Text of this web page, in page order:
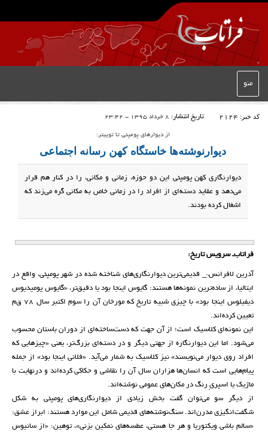
منو
کد خبر: 2124 تاریخ انتشار: 8 خرداد 1395 - 23:42
از دیوارهای پومپئی تا توییتر:
دیوارنوشته‌‌ها خاستگاه‌ کهن رسانه‌ اجتماعی
دیوارنگاری کهن پومپئی این دو حوزه، زمانی و مکانی، را در کنار هم قرار
می‌دهد و عقاید دسته‌ای از افراد را در زمانی خاص به مکانی گره می‌زند که
اشغال کرده بودند.
فراتاب‌ـ سرویس تاریخ:
آدرین لافرانس*_ قدیمی‌ترین دیوارنگاری‌های شناخته‌ شده در شهر پومپئی، واقع در
ایتالیا، از ساده‌ترین نمونه‌ها هستند: گایوس اینجا بود یا دقیق‌تر، «گایوس پومیدیوس
دیفیلوس اینجا بود» با چیزی شبیه تاریخ که مورخان آن را سوم اکتبر سال ۷۸ ق‌م
تعیین کرده‌اند.
این نمونه‌ای کلاسیک است؛ از آن جهت که دست‌ساخته‌ای از دوران باستان محسوب
می‌شود. اما این دیوارنگاره از جهتی دیگر و در دسته‌ای بزرگ‌تر، یعنی «چیزهایی که
افراد روی دیوار می‌نویسند» نیز کلاسیک به شمار می‌آید. «فلانی اینجا بود» از جمله
پیام‌هایی است که انسان‌ها هزاران سال آن را نقاشی و حکاکی کرده‌اند و درنهایت با
ماژیک یا اسپریِ رنگ در مکان‌های عمومی نوشته‌اند.
از دیگر سو می‌توان گفت بخش زیادی از دیوارنگاری‌های پومپئی به شکل
شگفت‌انگیزی مدرن‌اند. سنگ‌نوشته‌های قدیمی شامل این موارد هستند: ابراز عشق:
«سالم باشی ویکتوریا و هر جا هستی، عطسه‌های نمکین بزنی»، توهین: «از سانیوس